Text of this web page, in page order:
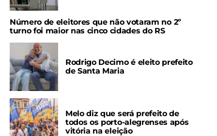
Número de eleitores que não votaram no 2º
turno foi maior nas cinco cidades do RS
Rodrigo Decimo é eleito prefeito
de Santa Maria
Melo diz que será prefeito de
todos os porto-alegrenses após
vitória na eleição